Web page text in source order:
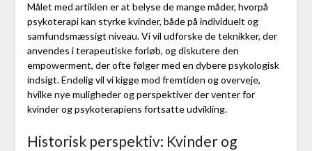
Målet med artiklen er at belyse de mange måder, hvorpå
psykoterapi kan styrke kvinder, både på individuelt og
samfundsmæssigt niveau. Vi vil udforske de teknikker, der
anvendes i terapeutiske forløb, og diskutere den
empowerment, der ofte følger med en dybere psykologisk
indsigt. Endelig vil vi kigge mod fremtiden og overveje,
hvilke nye muligheder og perspektiver der venter for
kvinder og psykoterapiens fortsatte udvikling.
Historisk perspektiv: Kvinder og